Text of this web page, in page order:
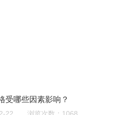
受哪些因素影响？